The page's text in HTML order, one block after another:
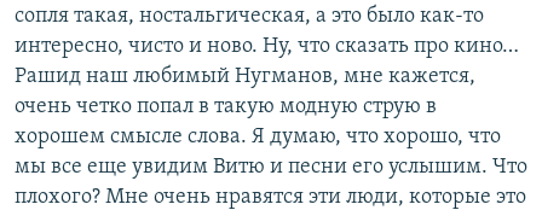
сопля такая, ностальгическая, а это было как-то
интересно, чисто и ново. Ну, что сказать про кино…
Рашид наш любимый Нугманов, мне кажется,
очень четко попал в такую модную струю в
хорошем смысле слова. Я думаю, что хорошо, что
мы все еще увидим Витю и песни его услышим. Что
плохого? Мне очень нравятся эти люди, которые это